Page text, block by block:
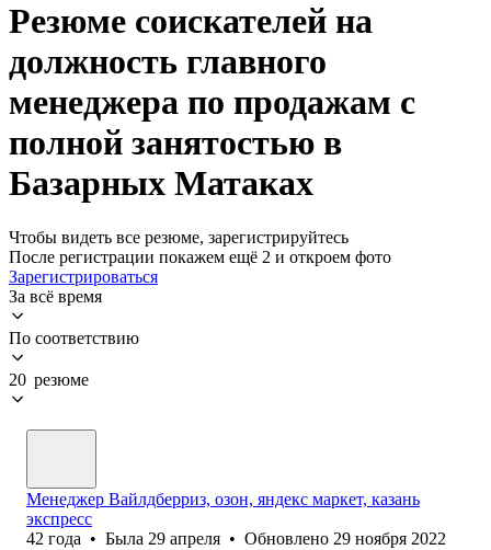
Резюме соискателей на
должность главного
менеджера по продажам с
полной занятостью в
Базарных Матаках
Чтобы видеть все резюме, зарегистрируйтесь
После регистрации покажем ещё 2 и откроем фото
Зарегистрироваться
За всё время
По соответствию
20 резюме
Менеджер Вайлдберриз, озон, яндекс маркет, казань
экспресс
42 года • Была 29 апреля • Обновлено 29 ноября 2022